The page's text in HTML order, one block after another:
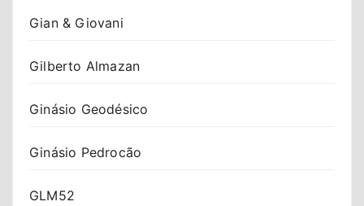
Gian & Giovani
Gilberto Almazan
Ginásio Geodésico
Ginásio Pedrocão
GLM52